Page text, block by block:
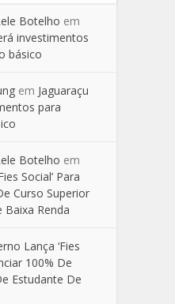
Botelho em
investimentos
básico
em Jaguaraçu
para
Botelho em
Social’ Para
Curso Superior
Baixa Renda
Lança ‘Fies
100% De
Estudante De